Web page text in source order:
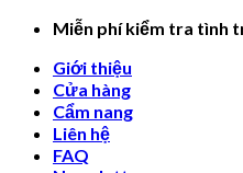
Skip
content
Miễn phí kiểm tra tình
Giới thiệu
Cửa hàng
Cẩm nang
Liên hệ
FAQ